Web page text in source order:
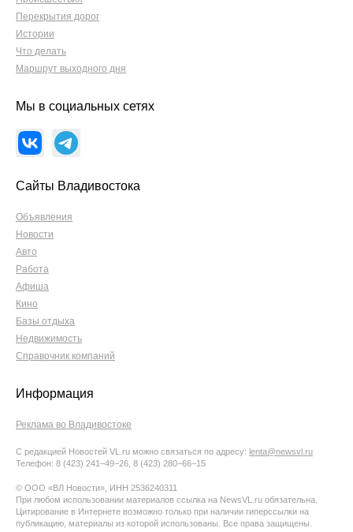
Перекрытия дорог
Истории
Что делать
Маршрут выходного дня
Мы в социальных сетях
Сайты Владивостока
Объявления
Новости
Авто
Работа
Афиша
Кино
Базы отдыха
Недвижимость
Справочник компаний
Информация
Реклама во Владивостоке
С редакцией Новостей VL.ru можно связаться по адресу: lenta@newsvl.ru
Телефон: 8 (423) 241−49−26, 8 (423) 280−66−15
© ООО «ВЛ Новости», ИНН 2536240311
При любом использовании материалов ссылка на NewsVL.ru обязательна.
Цитирование в Интернете возможно только при наличии гиперссылки на
публикацию, материалы из которой использованы. Все права защищены.